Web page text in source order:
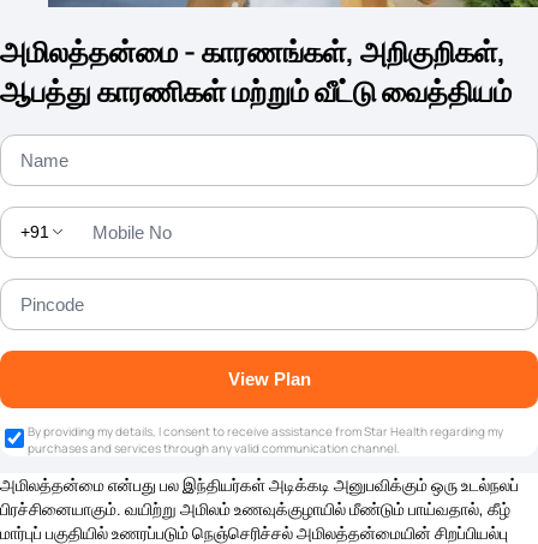
அமிலத்தன்மை - காரணங்கள், அறிகுறிகள்,
ஆபத்து காரணிகள் மற்றும் வீட்டு வைத்தியம்
+91
View Plan
By providing my details, I consent to receive assistance from Star Health regarding my
purchases and services through any valid communication channel.
அமிலத்தன்மை என்பது பல இந்தியர்கள் அடிக்கடி அனுபவிக்கும் ஒரு உடல்நலப்
பிரச்சினையாகும். வயிற்று அமிலம் உணவுக்குழாயில் மீண்டும் பாய்வதால், கீழ்
மார்புப் பகுதியில் உணரப்படும் நெஞ்செரிச்சல் அமிலத்தன்மையின் சிறப்பியல்பு